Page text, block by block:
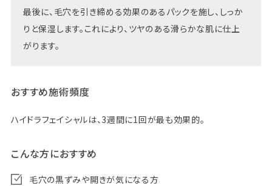
最後に、毛穴を引き締める効果のあるパックを施し、しっか
りと保湿します。これにより、ツヤのある滑らかな肌に仕上
がります。
おすすめ施術頻度
ハイドラフェイシャルは、3週間に1回が最も効果的。
こんな方におすすめ
毛穴の黒ずみや開きが気になる方